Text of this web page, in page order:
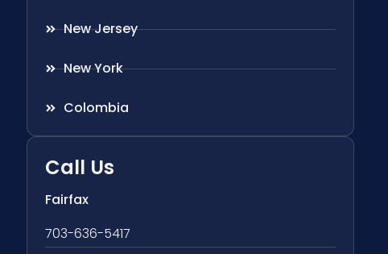
New Jersey
New York
Colombia
Call Us
Fairfax
703-636-5417